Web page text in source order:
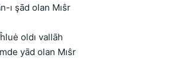
ı şād olan Mıŝr
oldı vallāh
yād olan Mıŝr